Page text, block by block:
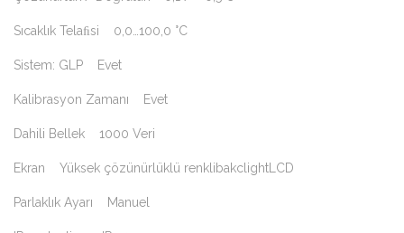
Sıcaklık Telaﬁsi 0,0…100,0 °C
Sistem: GLP Evet
Kalibrasyon Zamanı Evet
Dahili Bellek 1000 Veri
Ekran Yüksek çözünürlüklü renklibakclightLCD
Parlaklık Ayarı Manuel